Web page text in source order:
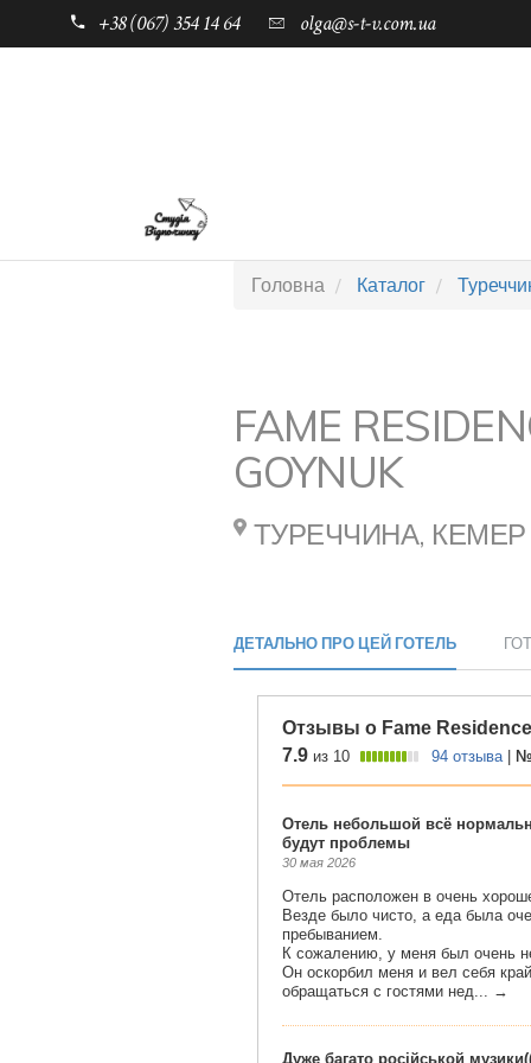
+38 (067) 354 14 64 olga@s-t-v.com.ua
Головна Каталог
FAME
GOYNUK
ТУРЕЧЧИНА, КЕМЕР
ДЕТАЛЬНО ПРО ЦЕЙ ГОТЕЛЬ